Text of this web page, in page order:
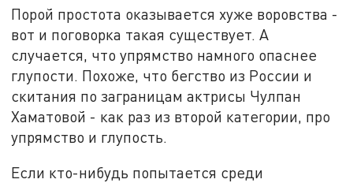
Порой простота оказывается хуже воровства -
вот и поговорка такая существует. А
случается, что упрямство намного опаснее
глупости. Похоже, что бегство из России и
скитания по заграницам актрисы Чулпан
Хаматовой - как раз из второй категории, про
упрямство и глупость.
Если кто-нибудь попытается среди